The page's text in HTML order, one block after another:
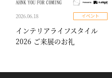
2026.06.18 イベント
インテリアライフスタイル
2026 ご来展のお礼